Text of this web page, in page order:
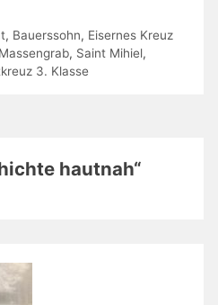
, Bauerssohn, Eisernes Kreuz
Massengrab, Saint Mihiel,
3. Klasse
hautnah“